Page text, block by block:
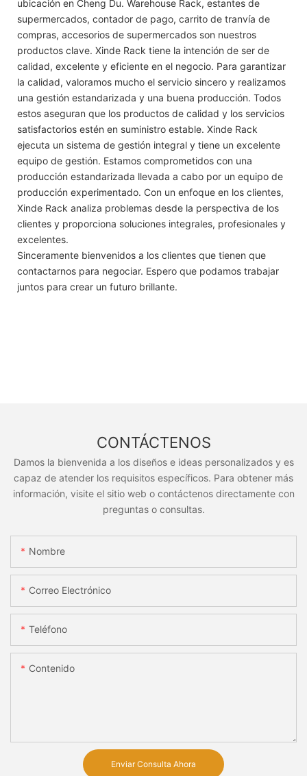
ubicación en Cheng Du. Warehouse Rack, estantes de
supermercados, contador de pago, carrito de tranvía de
compras, accesorios de supermercados son nuestros
productos clave. Xinde Rack tiene la intención de ser de
calidad, excelente y eficiente en el negocio. Para garantizar
la calidad, valoramos mucho el servicio sincero y realizamos
una gestión estandarizada y una buena producción. Todos
estos aseguran que los productos de calidad y los servicios
satisfactorios estén en suministro estable. Xinde Rack
ejecuta un sistema de gestión integral y tiene un excelente
equipo de gestión. Estamos comprometidos con una
producción estandarizada llevada a cabo por un equipo de
producción experimentado. Con un enfoque en los clientes,
Xinde Rack analiza problemas desde la perspectiva de los
clientes y proporciona soluciones integrales, profesionales y
excelentes.
Sinceramente bienvenidos a los clientes que tienen que
contactarnos para negociar. Espero que podamos trabajar
juntos para crear un futuro brillante.
CONTÁCTENOS
Damos la bienvenida a los diseños e ideas personalizados y es
capaz de atender los requisitos específicos. Para obtener más
información, visite el sitio web o contáctenos directamente con
preguntas o consultas.
Nombre
Correo Electrónico
Teléfono
Contenido
Enviar Consulta Ahora